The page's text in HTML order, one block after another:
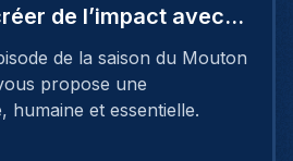
de l’impact avec
de la saison du Mouton
propose une
humaine et essentielle.